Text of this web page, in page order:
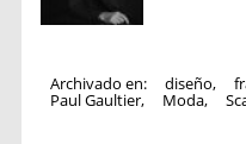
Archivado en: diseño,
Paul Gaultier, Moda,